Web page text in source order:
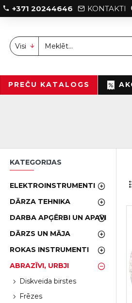
+371 20244646 KONTAKTI
Visi
PREČU KATALOGS
KATEGORIJAS
ELEKTROINSTRUMENTI
DĀRZA TEHNIKA
DARBA APĢĒRBI UN APAVI
DĀRZS UN MĀJA
ROKAS INSTRUMENTI
ABRAZĪVI, URBJI
Diskveida birstes
Frēzes